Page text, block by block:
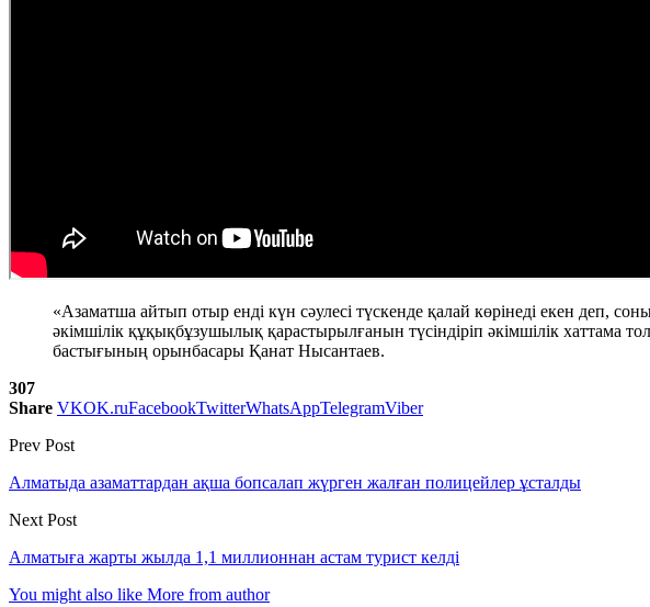
«Азаматша айтып отыр енді күн сәулесі түскенде қалай көрінеді екен деп,
әкімшілік құқықбұзушылық қарастырылғанын түсіндіріп әкімшілік хаттама
бастығының орынбасары Қанат Нысантаев.
307
Share VKOK.ruFacebookTwitterWhatsAppTelegramViber
Prev Post
Алматыда азаматтардан ақша бопсалап жүрген жалған полицейлер ұсталды
Next Post
Алматыға жарты жылда 1,1 миллионнан астам турист келді
You might also like More from author